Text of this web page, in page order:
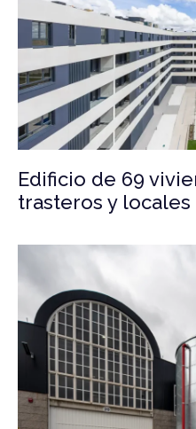
Edificio de 69
trasteros y locales